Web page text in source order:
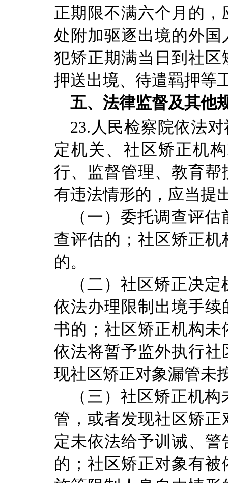
正期限不满六个月的
处附加驱逐出境的外
犯矫正期满当日到社
押送出境、待遣羁押等
五、法律监督及其他
23.人民检察院依法
定机关、社区矫正机
行、监督管理、教育
有违法情形的，应当提
（一）委托调查评
查评估的；社区矫正
的。
（二）社区矫正决
依法办理限制出境手
书的；社区矫正机构
依法将暂予监外执行
现社区矫正对象漏管未
（三）社区矫正机
管，或者发现社区矫
定未依法给予训诫、
的；社区矫正对象有